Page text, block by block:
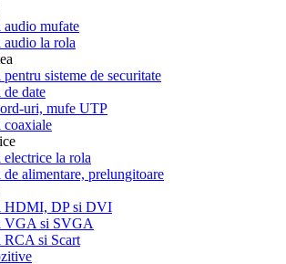
audio mufate
la rola
sisteme de securitate
date
uri, mufe UTP
coaxiale
la rola
alimentare, prelungitoare
HDMI, DP si DVI
VGA si SVGA
RCA si Scart